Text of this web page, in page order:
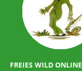
FREIES WILD ONLINE